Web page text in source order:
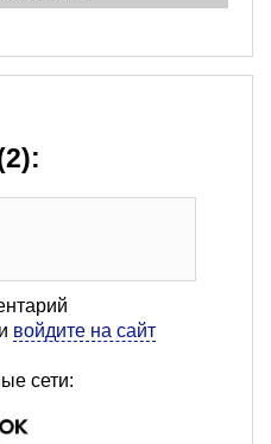
войдите на сайт
сети: